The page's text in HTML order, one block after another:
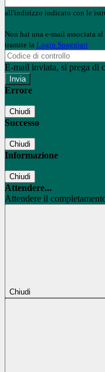
all'indirizzo indicato con le
Non hai una e-mail associata
tramite la Login Spaggiari
E-mail inviata, si prega di
Errore
Chiudi
Successo
Chiudi
Informazione
Chiudi
Attendere...
Attendere il
Chiudi